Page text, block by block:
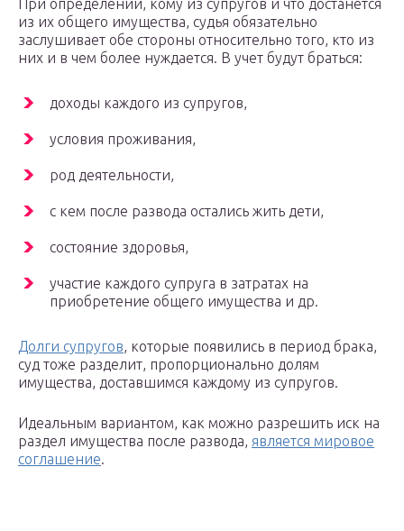
При определении, кому из супругов и что достанется
из их общего имущества, судья обязательно
заслушивает обе стороны относительно того, кто из
них и в чем более нуждается. В учет будут браться:
доходы каждого из супругов,
условия проживания,
род деятельности,
с кем после развода остались жить дети,
состояние здоровья,
участие каждого супруга в затратах на
приобретение общего имущества и др.
Долги супругов, которые появились в период брака,
суд тоже разделит, пропорционально долям
имущества, доставшимся каждому из супругов.
Идеальным вариантом, как можно разрешить иск на
раздел имущества после развода, является мировое
соглашение.